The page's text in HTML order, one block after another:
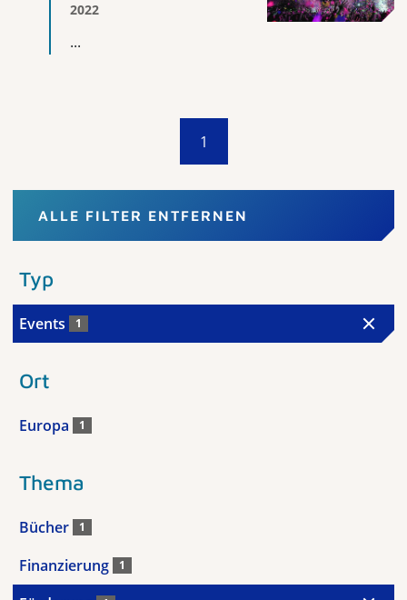
2022
...
1
ALLE FILTER ENTFERNEN
Typ
Events 1
Ort
Europa 1
Thema
Bücher 1
Finanzierung 1